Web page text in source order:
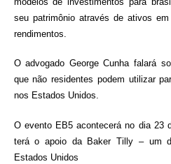
seu patrimônio através de ativos
rendimentos.
O advogado George Cunha falará
que não residentes podem utilizar
nos Estados Unidos.
O evento EB5 acontecerá no dia 23
terá o apoio da Baker Tilly – um
Estados Unidos